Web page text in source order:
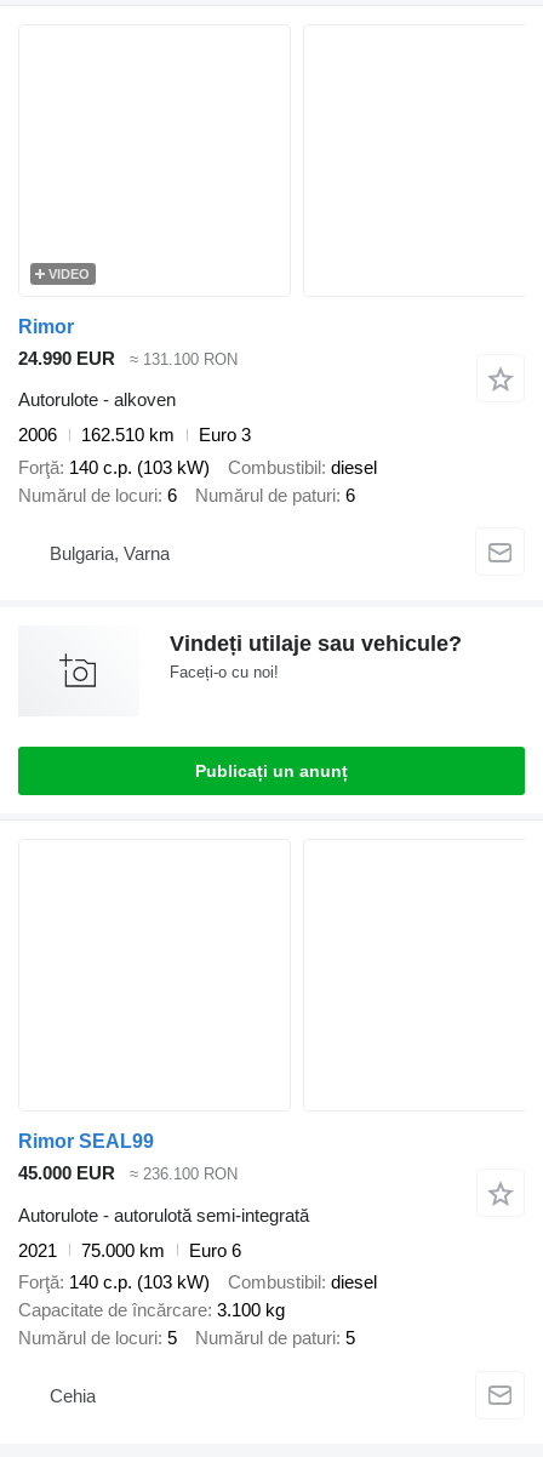
VIDEO
Rimor
24.990 EUR
≈ 131.100 RON
Autorulote - alkoven
2006
162.510 km
Euro 3
Forţă 140 c.p. (103 kW) Combustibil diesel
Numărul de locuri 6 Numărul de paturi 6
Bulgaria, Varna
Vindeți utilaje sau vehicule?
Faceți-o cu noi!
Publicați un anunț
Rimor SEAL99
45.000 EUR
≈ 236.100 RON
Autorulote - autorulotă semi-integrată
2021
75.000 km
Euro 6
Forţă 140 c.p. (103 kW) Combustibil diesel
Capacitate de încărcare 3.100 kg
Numărul de locuri 5 Numărul de paturi 5
Cehia